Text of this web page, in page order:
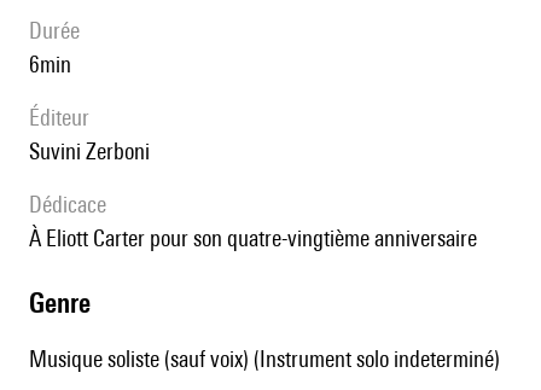
durée
6min
éditeur
Suvini Zerboni
Dédicace
à Eliott Carter pour son quatre-vingtième anniversaire
genre
Musique soliste (sauf voix) (Instrument solo indeterminé)